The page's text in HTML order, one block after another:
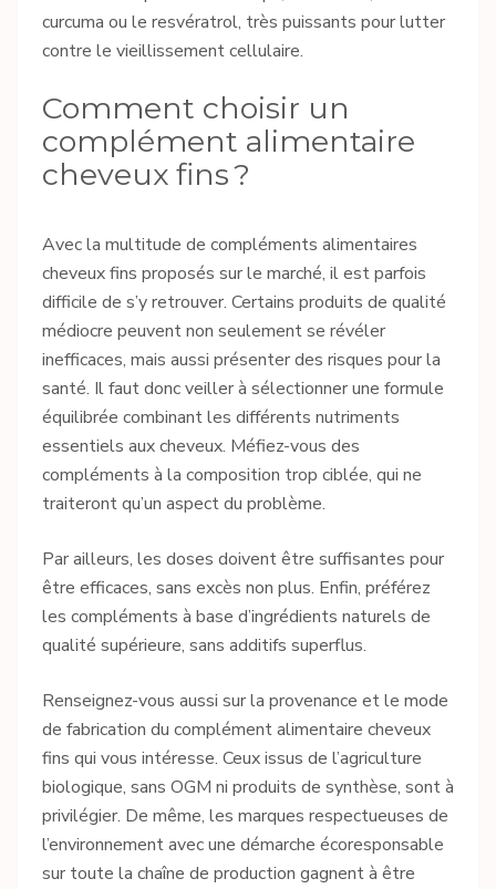
curcuma ou le resvératrol, très puissants pour lutter
contre le vieillissement cellulaire.
Comment choisir un
complément alimentaire
cheveux fins ?
Avec la multitude de compléments alimentaires
cheveux fins proposés sur le marché, il est parfois
difficile de s’y retrouver. Certains produits de qualité
médiocre peuvent non seulement se révéler
inefficaces, mais aussi présenter des risques pour la
santé. Il faut donc veiller à sélectionner une formule
équilibrée combinant les différents nutriments
essentiels aux cheveux. Méfiez-vous des
compléments à la composition trop ciblée, qui ne
traiteront qu’un aspect du problème.
Par ailleurs, les doses doivent être suffisantes pour
être efficaces, sans excès non plus. Enfin, préférez
les compléments à base d’ingrédients naturels de
qualité supérieure, sans additifs superflus.
Renseignez-vous aussi sur la provenance et le mode
de fabrication du complément alimentaire cheveux
fins qui vous intéresse. Ceux issus de l’agriculture
biologique, sans OGM ni produits de synthèse, sont à
privilégier. De même, les marques respectueuses de
l’environnement avec une démarche écoresponsable
sur toute la chaîne de production gagnent à être